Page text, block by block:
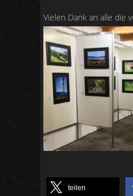
Vielen Dank an alle die
teilen